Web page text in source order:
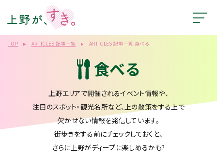
TOP ARTICLES 記事一覧 ARTICLES 記事一覧 食べる
食べる
上野エリアで開催されるイベント情報や、
注目のスポット・観光名所など、上の散策をする上で
欠かせない情報を発信しています。
街歩きをする前にチェックしておくと、
さらに上野がディープに楽しめるかも?